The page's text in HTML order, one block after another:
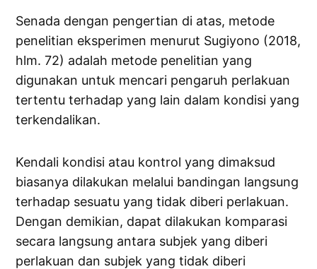
Senada dengan pengertian di atas, metode
penelitian eksperimen menurut Sugiyono (2018,
hlm. 72) adalah metode penelitian yang
digunakan untuk mencari pengaruh perlakuan
tertentu terhadap yang lain dalam kondisi yang
terkendalikan.
Kendali kondisi atau kontrol yang dimaksud
biasanya dilakukan melalui bandingan langsung
terhadap sesuatu yang tidak diberi perlakuan.
Dengan demikian, dapat dilakukan komparasi
secara langsung antara subjek yang diberi
perlakuan dan subjek yang tidak diberi